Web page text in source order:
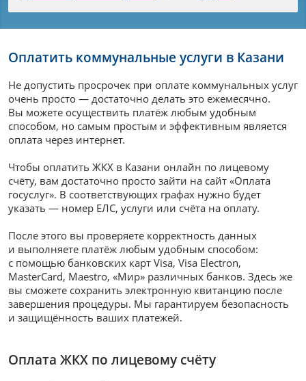
Оплатить коммунальные услуги в Казани
Не допустить просрочек при оплате коммунальных услуг
очень просто — достаточно делать это ежемесячно.
Вы можете осуществить платёж любым удобным
способом, но самым простым и эффективным является
оплата через интернет.
Чтобы оплатить ЖКХ в Казани онлайн по лицевому
счёту, вам достаточно просто зайти на сайт «Оплата
госуслуг». В соответствующих графах нужно будет
указать — номер ЕЛС, услуги или счёта на оплату.
После этого вы проверяете корректность данных
и выполняете платёж любым удобным способом:
с помощью банковских карт Visa, Visa Electron,
MasterCard, Maestro, «Мир» различных банков. Здесь же
вы сможете сохранить электронную квитанцию после
завершения процедуры. Мы гарантируем безопасность
и защищённость ваших платежей.
Оплата ЖКХ по лицевому счёту